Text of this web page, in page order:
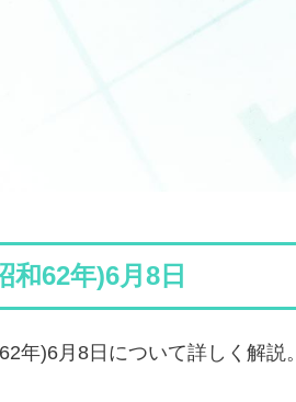
和62年)6月8日
年)6月8日について詳しく解説。